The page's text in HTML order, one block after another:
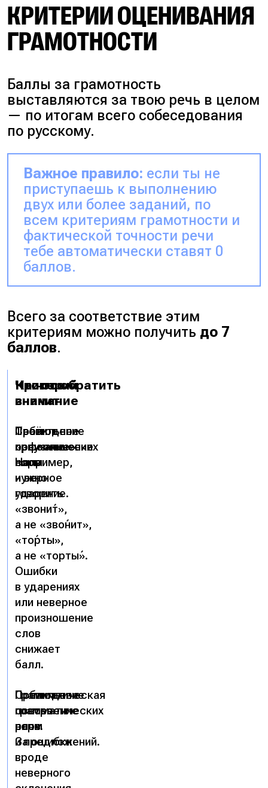
КРИТЕРИИ ОЦЕНИВАНИЯ
ГРАМОТНОСТИ
Баллы за грамотность
выставляются за твою речь в целом
— по итогам всего собеседования
по русскому.
Важное правило: если ты не
приступаешь к выполнению
двух или более заданий, по
всем критериям грамотности и
фактической точности речи
тебе автоматически ставят 0
баллов.
Всего за соответствие этим
критериям можно получить до 7
баллов.
Критерий
Что это
значит
На что обратить
внимание
Соблюдение
орфоэпических
норм
Правильное
произношение
слов
и верное
ударение.
Твоё
«звучание».
Например,
нужно
говорить
«звони́т»,
а не «зво́нит»,
«то́рты»,
а не «торты́».
Ошибки
в ударениях
или неверное
произношение
слов
снижает
балл.
Соблюдение
грамматических
норм
Правильное
построение
слов
и предложений.
Грамматическая
основа
речи.
За ошибки
вроде
неверного